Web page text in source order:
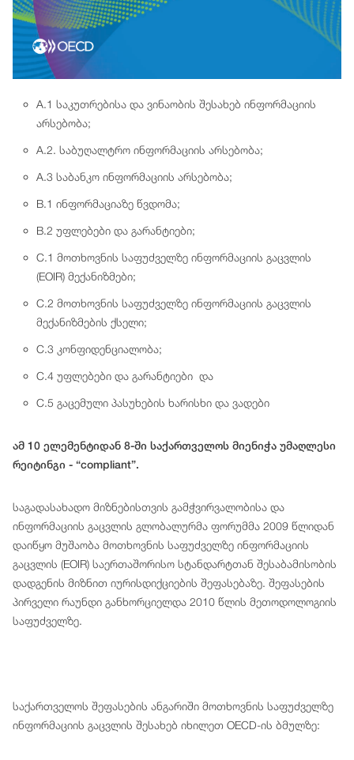
A.1 საკუთრებისა და ვინაობის შესახებ ინფორმაციის
არსებობა;
A.2. საბუღალტრო ინფორმაციის არსებობა;
A.3 საბანკო ინფორმაციის არსებობა;
B.1 ინფორმაციაზე წვდომა;
B.2 უფლებები და გარანტიები;
C.1 მოთხოვნის საფუძველზე ინფორმაციის გაცვლის
(EOIR) მექანიზმები;
C.2 მოთხოვნის საფუძველზე ინფორმაციის გაცვლის
მექანიზმების ქსელი;
C.3 კონფიდენციალობა;
C.4 უფლებები და გარანტიები და
C.5 გაცემული პასუხების ხარისხი და ვადები
ამ 10 ელემენტიდან 8-ში საქართველოს მიენიჭა უმაღლესი
რეიტინგი - “compliant”.
საგადასახადო მიზნებისთვის გამჭვირვალობისა და
ინფორმაციის გაცვლის გლობალურმა ფორუმმა 2009 წლიდან
დაიწყო მუშაობა მოთხოვნის საფუძველზე ინფორმაციის
გაცვლის (EOIR) საერთაშორისო სტანდარტთან შესაბამისობის
დადგენის მიზნით იურისდიქციების შეფასებაზე. შეფასების
პირველი რაუნდი განხორციელდა 2010 წლის მეთოდოლოგიის
საფუძველზე.
საქართველოს შეფასების ანგარიში მოთხოვნის საფუძველზე
ინფორმაციის გაცვლის შესახებ იხილეთ OECD-ის ბმულზე: